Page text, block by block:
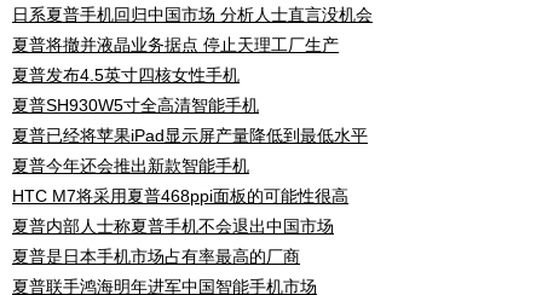
日系夏普手机回归中国市场 分析人士直言没机会
夏普将撤并液晶业务据点 停止天理工厂生产
夏普发布4.5英寸四核女性手机
夏普SH930W5寸全高清智能手机
夏普已经将苹果iPad显示屏产量降低到最低水平
夏普今年还会推出新款智能手机
HTC M7将采用夏普468ppi面板的可能性很高
夏普内部人士称夏普手机不会退出中国市场
夏普是日本手机市场占有率最高的厂商
夏普联手鸿海明年进军中国智能手机市场